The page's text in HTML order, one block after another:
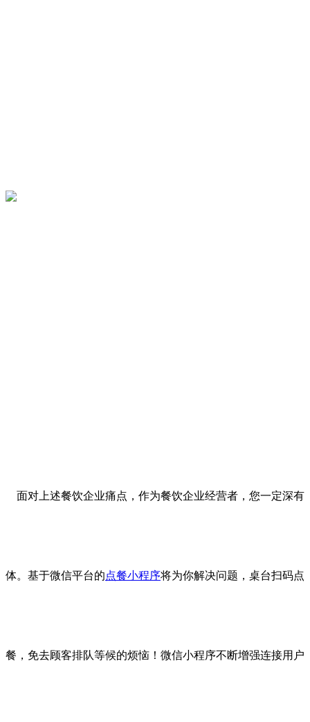
面对上述餐饮企业痛点，作为餐饮企业经营者，您一定深有
体。基于微信平台的点餐小程序将为你解决问题，桌台扫码点
餐，免去顾客排队等候的烦恼！微信小程序不断增强连接用户